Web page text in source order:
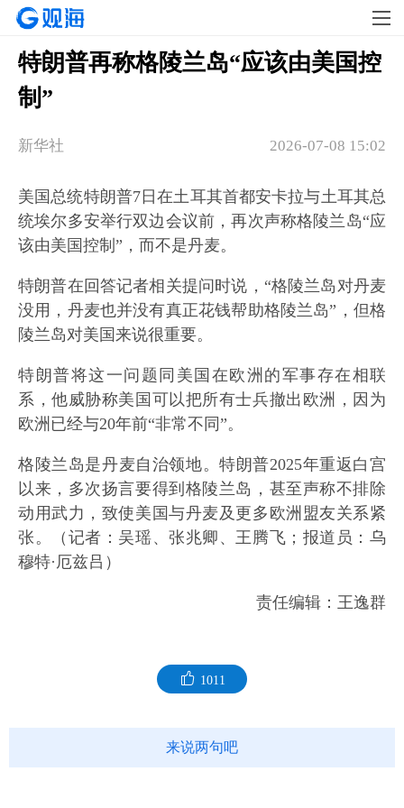
特朗普再称格陵兰岛“应该由美国控
制”
2026-07-08 15:02
新华社
美国总统特朗普7日在土耳其首都安卡拉与土耳其总
统埃尔多安举行双边会议前，再次声称格陵兰岛“应
该由美国控制”，而不是丹麦。
特朗普在回答记者相关提问时说，“格陵兰岛对丹麦
没用，丹麦也并没有真正花钱帮助格陵兰岛”，但格
陵兰岛对美国来说很重要。
特朗普将这一问题同美国在欧洲的军事存在相联
系，他威胁称美国可以把所有士兵撤出欧洲，因为
欧洲已经与20年前“非常不同”。
格陵兰岛是丹麦自治领地。特朗普2025年重返白宫
以来，多次扬言要得到格陵兰岛，甚至声称不排除
动用武力，致使美国与丹麦及更多欧洲盟友关系紧
张。（记者：吴瑶、张兆卿、王腾飞；报道员：乌
穆特·厄兹吕）
责任编辑：王逸群
1011
来说两句吧